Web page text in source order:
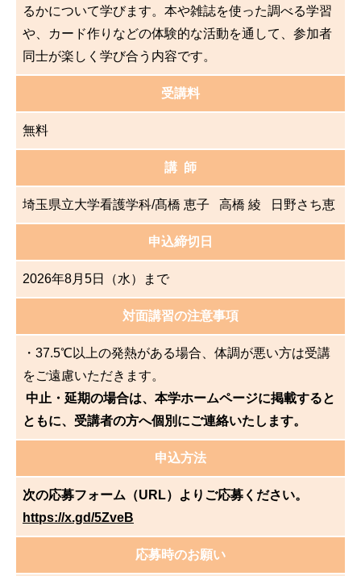
るかについて学びます。本や雑誌を使った調べる学習
や、カード作りなどの体験的な活動を通して、参加者
同士が楽しく学び合う内容です。
受講料
無料
講 師
埼玉県立大学看護学科/髙橋 恵子 高橋 綾 日野さち恵
申込締切日
2026年8月5日（水）まで
対面講習の注意事項
・37.5℃以上の発熱がある場合、体調が悪い方は受講
をご遠慮いただきます。
中止・延期の場合は、本学ホームページに掲載すると
ともに、受講者の方へ個別にご連絡いたします。
申込方法
次の応募フォーム（URL）よりご応募ください。
https://x.gd/5ZveB
応募時のお願い